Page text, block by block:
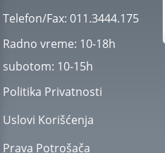
Telefon/Fax: 011.3444.175
Radno vreme: 10-18h
subotom: 10-15h
Politika Privatnosti
Uslovi Korišćenja
Prava Potrošača